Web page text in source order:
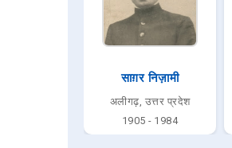
साग़र निज़ामी
अलीगढ़, उत्तर प्रदेश
1905 - 1984